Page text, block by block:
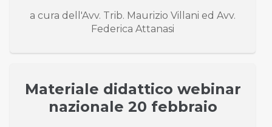
a cura dell'Avv. Trib. Maurizio Villani ed Avv.
Federica Attanasi
Materiale didattico webinar
nazionale 20 febbraio